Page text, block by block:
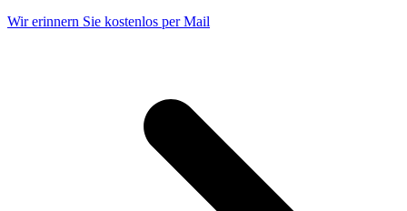
Wir erinnern Sie kostenlos per Mail